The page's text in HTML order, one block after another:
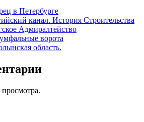
в Петербурге
канал. История Строительства
Адмиралтейство
ворота
область.